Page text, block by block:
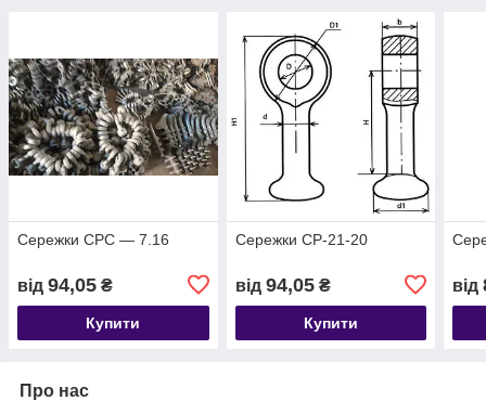
Сережки СРC — 7.16
від 94,05 ₴
Купити
Сережки СР-21-20
від 94,05₴
Купити
від
Про нас